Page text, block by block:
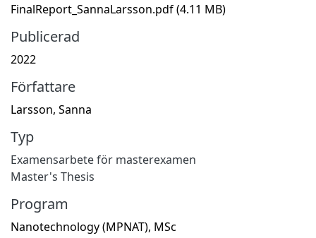
FinalReport_SannaLarsson.pdf(4.11 MB)
Publicerad
2022
Författare
Larsson, Sanna
Typ
Examensarbete för masterexamen
Master's Thesis
Program
Nanotechnology (MPNAT), MSc